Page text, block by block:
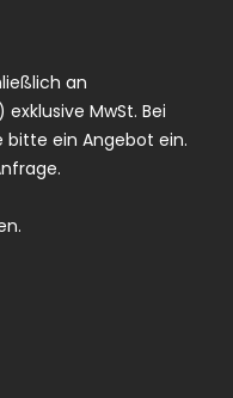
an
MwSt. Bei
bitte ein Angebot ein.